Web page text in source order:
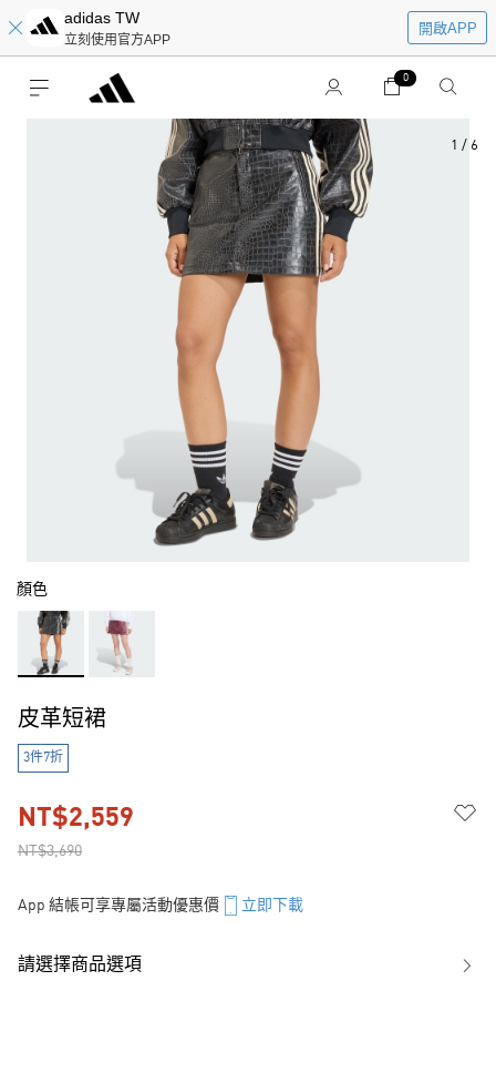
adidas TW
立刻使用官方APP
開啟APP
0
1 / 6
顏色
皮革短裙
3件7折
NT$3,690
NT$2,559
App 結帳可享專屬活動優惠價 立即下載
請選擇商品選項